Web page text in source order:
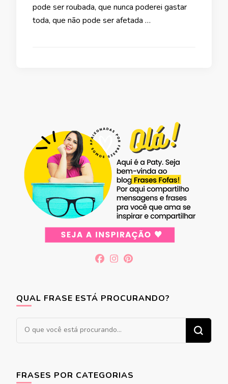
pode ser roubada, que nunca poderei gastar
toda, que não pode ser afetada …
QUAL FRASE ESTÁ PROCURANDO?
Procurando
algo?
FRASES POR CATEGORIAS